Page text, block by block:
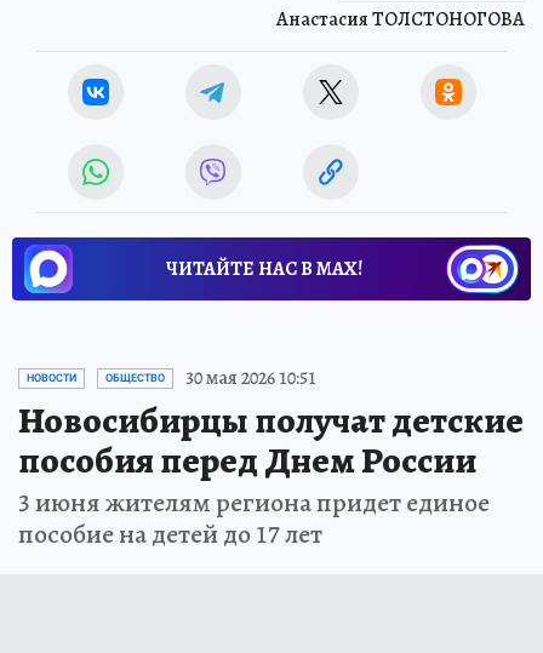
Анастасия ТОЛСТОНОГОВА
ЧИТАЙТЕ НАС В МАХ!
НОВОСТИ ОБЩЕСТВО 30 мая 2026 10:51
Новосибирцы получат детские
пособия перед Днем России
3 июня жителям региона придет единое
пособие на детей до 17 лет